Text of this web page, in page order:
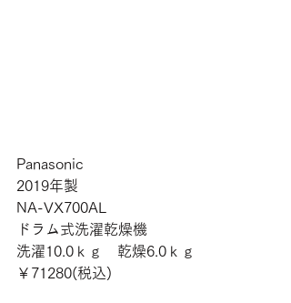
Panasonic
2019年製
NA-VX700AL
ドラム式洗濯乾燥機
洗濯10.0ｋｇ　乾燥6.0ｋｇ
￥71280(税込)